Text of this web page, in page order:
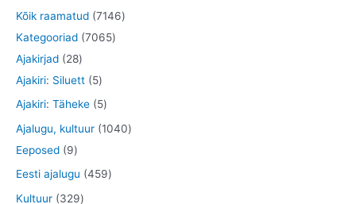
Kõik raamatud 71467
o
Kategooriad 70657
Ajakirjad 282
8
t
Ajakiri: Siluett 55
t
o
Ajakiri: Täheke 55
t
o
Ajalugu, kultuur 10401
Eeposed 99
t
o
Eesti ajalugu 4594
Kultuur 3293